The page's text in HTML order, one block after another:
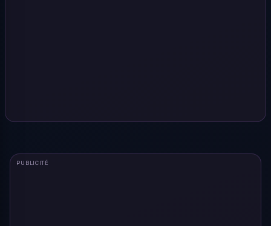
PUBLICITÉ